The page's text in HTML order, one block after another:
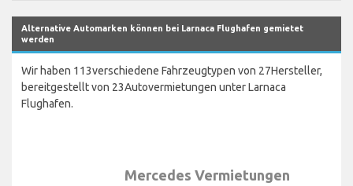
Alternative Automarken können bei Larnaca Flughafen gemietet
werden
Wir haben 113verschiedene Fahrzeugtypen von 27Hersteller,
bereitgestellt von 23Autovermietungen unter Larnaca
Flughafen.
Mercedes Vermietungen